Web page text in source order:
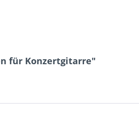
für Konzertgitarre"